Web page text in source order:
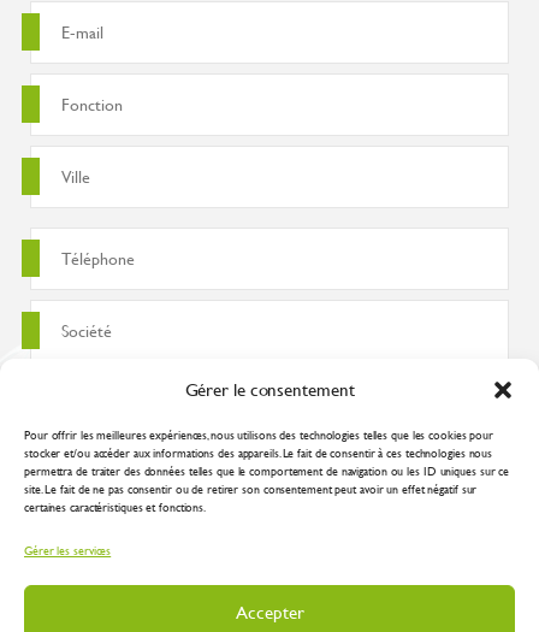
Gérer le consentement
Pour offrir les meilleures expériences, nous utilisons des technologies telles que les cookies pour
stocker et/ou accéder aux informations des appareils. Le fait de consentir à ces technologies nous
permettra de traiter des données telles que le comportement de navigation ou les ID uniques sur ce
site. Le fait de ne pas consentir ou de retirer son consentement peut avoir un effet négatif sur
certaines caractéristiques et fonctions.
Gérer les services
Accepter
J'accepte que ces données soient utilisées pour traiter ma demande